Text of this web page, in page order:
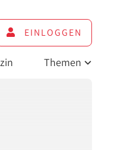
EINLOGGEN
Themen